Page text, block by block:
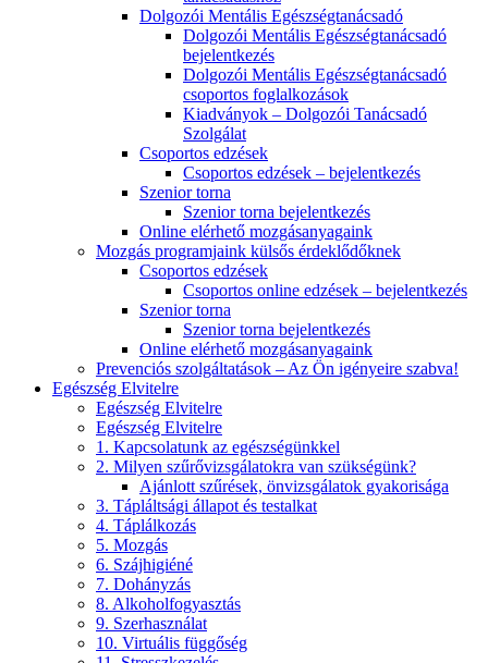
Dolgozói Mentális Egészségtanácsadó
Dolgozói Mentális Egészségtanácsadó
bejelentkezés
Dolgozói Mentális Egészségtanácsadó
csoportos foglalkozások
Kiadványok – Dolgozói Tanácsadó
Szolgálat
Csoportos edzések
Csoportos edzések – bejelentkezés
Szenior torna
Szenior torna bejelentkezés
Online elérhető mozgásanyagaink
Mozgás programjaink külsős érdeklődőknek
Csoportos edzések
Csoportos online edzések – bejelentkezés
Szenior torna
Szenior torna bejelentkezés
Online elérhető mozgásanyagaink
Prevenciós szolgáltatások – Az Ön igényeire szabva!
Egészség Elvitelre
Egészség Elvitelre
Egészség Elvitelre
1. Kapcsolatunk az egészségünkkel
2. Milyen szűrővizsgálatokra van szükségünk?
Ajánlott szűrések, önvizsgálatok gyakorisága
3. Tápláltsági állapot és testalkat
4. Táplálkozás
5. Mozgás
6. Szájhigiéné
7. Dohányzás
8. Alkoholfogyasztás
9. Szerhasználat
10. Virtuális függőség